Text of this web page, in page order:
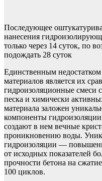
Последующее
нанесения
только через 14 суток, по
подождать 28 суток
Единственным
материалов является их
гидроизоляционные смеси
песка и химически
материала заложен
компоненты
создают в нем вечные
проникновению воды.
гидроизоляции —
от исходных показателей
прочности бетона на
100 циклов.